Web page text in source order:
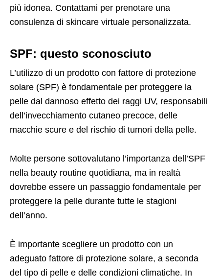
più idonea. Contattami per prenotare una
consulenza di skincare virtuale personalizzata.
SPF: questo sconosciuto
L’utilizzo di un prodotto con fattore di protezione
solare (SPF) è fondamentale per proteggere la
pelle dal dannoso effetto dei raggi UV, responsabili
dell’invecchiamento cutaneo precoce, delle
macchie scure e del rischio di tumori della pelle.
Molte persone sottovalutano l’importanza dell’SPF
nella beauty routine quotidiana, ma in realtà
dovrebbe essere un passaggio fondamentale per
proteggere la pelle durante tutte le stagioni
dell’anno.
È importante scegliere un prodotto con un
adeguato fattore di protezione solare, a seconda
del tipo di pelle e delle condizioni climatiche. In